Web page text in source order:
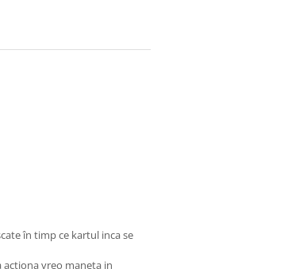
în timp ce kartul inca se
vreo maneta in